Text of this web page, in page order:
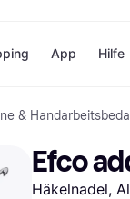
bezahlen
in 3
in bis zu 30
Shops
eBay
Temu
App Hilfe
&
Efco
Häkelnadel,